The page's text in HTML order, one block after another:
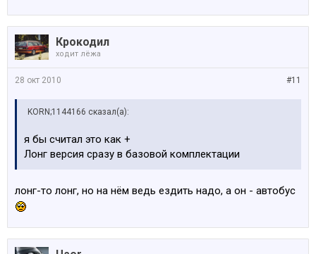
Крокодил
ходит лёжа
#11
28 окт 2010
KORN;1144166 сказал(а):
я бы считал это как +
Лонг версия сразу в базовой комплектации
лонг-то лонг, но на нём ведь ездить надо, а он - автобус